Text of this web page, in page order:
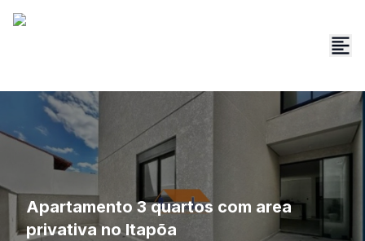
Apartamento 3 quartos com area
privativa no Itapõa